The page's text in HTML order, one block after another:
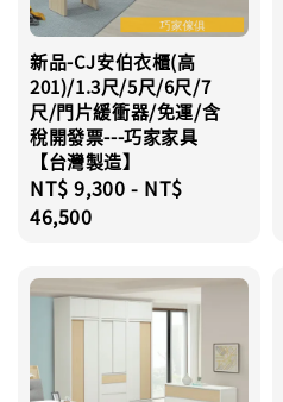
新品-CJ安伯衣櫃(高
201)/1.3尺/5尺/6尺/7
尺/門片緩衝器/免運/含
稅開發票---巧家家具
【台灣製造】
Regular
price
NT$ 9,300 - NT$
46,500